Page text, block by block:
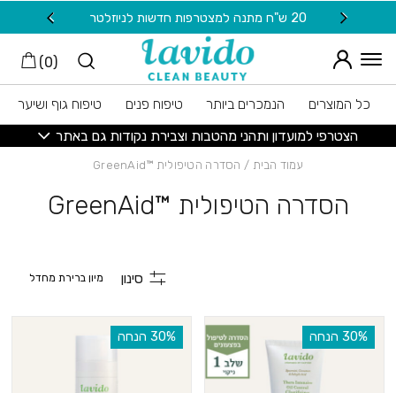
Skip to Content
20 ש"ח מתנה למצטרפות חדשות לניוזלטר
(
0
)
כל המוצרים הנמכרים ביותר טיפוח פנים
טיפוח גוף ושיער
הצטרפי למועדון ותהני מהטבות וצבירת נקודות גם באתר
עמוד הבית / הסדרה הטיפולית ™GreenAid
הסדרה הטיפולית ™GreenAid
סינון
‫30% הנחה ‫30% הנחה
בחזרה למעלה